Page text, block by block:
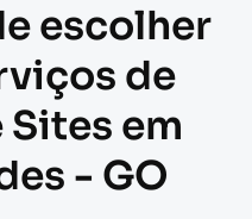
escolher
de
em
- GO